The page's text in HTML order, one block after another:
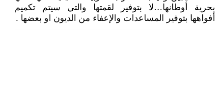
بحرية أوطانها…لا بتوفير لقمتها والتي سيتم تكميم
أفواهها بتوفير المساعدات والإعفاء من الديون او بعضها .